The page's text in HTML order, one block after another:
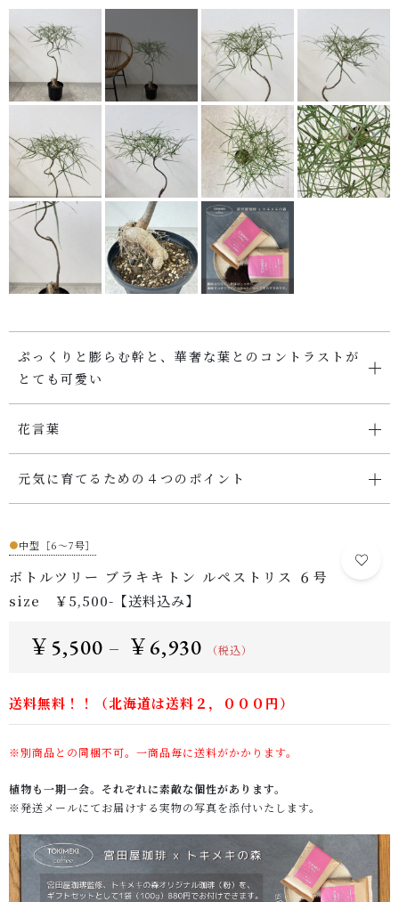
CHECKED PRODUCTS
最近チェックした商品
ORDER HISTORY
注文履歴
SHOP
店舗概要
SHOPPING GUIDE
ショッピングガイド
PRIVACY
プライバシーポリシー
お問い合わせ
ぷっくりと膨らむ幹と、華奢な葉とのコントラストが
とても可愛い
花言葉
元気に育てるための４つのポイント
●中型［6～7号］
ボトルツリー ブラキキトン ルペストリス ６号
size ￥5,500-【送料込み】
￥ 5,500 – ￥6,930 （税込）
送料無料！！（北海道は送料２，０００円）
※別商品との同梱不可。一商品毎に送料がかかります。
植物も一期一会。それぞれに素敵な個性があります。
※発送メールにてお届けする実物の写真を添付いたします。